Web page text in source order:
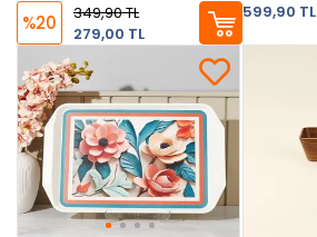
%20
349,90 TL
279,00 TL
599,90 TL